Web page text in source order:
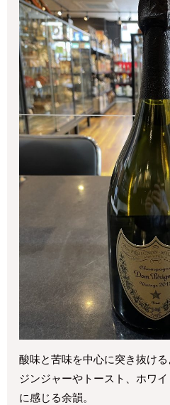
酸味と苦味を中心に突き抜ける
ジンジャーやトースト、ホワ
に感じる余韻。